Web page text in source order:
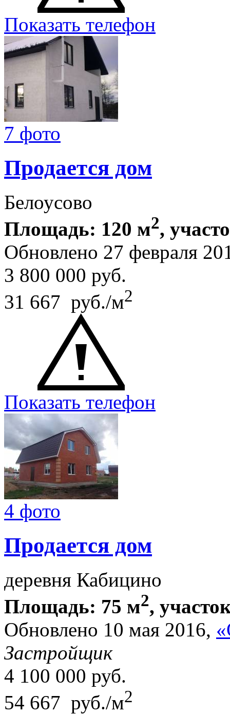
Показать телефон
7 фото
Продается дом
Белоусово
Площадь: 120 м2,
Обновлено 27 февраля
3 800 000 руб.
31 667 руб./м2
Показать телефон
4 фото
Продается дом
деревня Кабицино
Площадь: 75 м2,
Обновлено 10 мая 2016,
Застройщик
4 100 000 руб.
54 667 руб./м2